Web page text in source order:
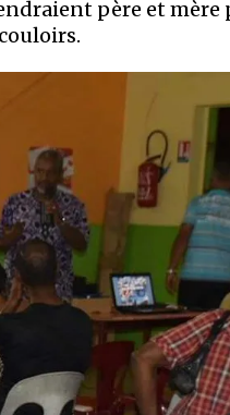
père et mère